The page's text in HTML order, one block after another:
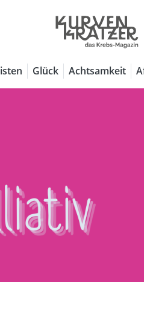
Glück Achtsamkeit